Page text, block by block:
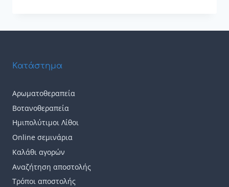
Κατάστημα
Αρωματοθεραπεία
Βοτανοθεραπεία
Ημιπολύτιμοι Λίθοι
Online σεμινάρια
Καλάθι αγορών
Αναζήτηση αποστολής
Τρόποι αποστολής